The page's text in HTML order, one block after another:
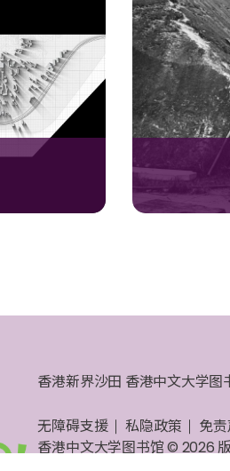
香港新界沙田 香港中文大学图
无障碍支援 私隐政策 免
香港中文大学图书馆 © 2026